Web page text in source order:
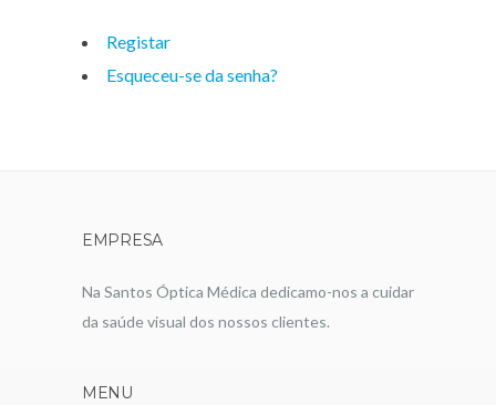
Registar
Esqueceu-se da senha?
EMPRESA
Na Santos Óptica Médica dedicamo-nos a cuidar
da saúde visual dos nossos clientes.
MENU